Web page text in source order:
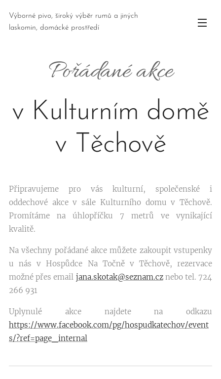
Výborné pivo, široký výběr rumů a jiných
laskomin, domácké prostředí
Pořádané akce
v Kulturním domě
v Těchově
Připravujeme pro vás kulturní, společenské i
oddechové akce v sále Kulturního domu v Těchově.
Promítáme na úhlopříčku 7 metrů ve vynikající
kvalitě.
Na všechny pořádané akce můžete zakoupit vstupenky
u nás v Hospůdce Na Točně v Těchově, rezervace
možné přes email jana.skotak@seznam.cznebo tel. 724
266 931
Uplynulé akce najdete na odkazu
https://www.facebook.com/pg/hospudkatechov/event
s/?ref=page_internal